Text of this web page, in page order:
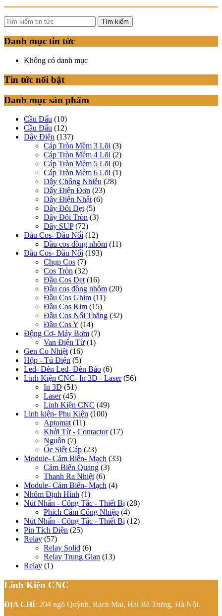
Tìm kiếm
Danh mục tin tức
Không có danh mục
Tin tức nổi bật
Danh mục sản phẩm
Cầu Đấu (10)
Cầu Đấu (12)
Dây Điện (137)
Cáp Tròn Mềm 3 Lõi (3)
Cáp Tròn Mềm 4 Lõi (2)
Cáp Tròn Mềm 5 Lõi (0)
Cáp Tròn Mềm 6 Lõi (1)
Dây Chống Nhiễu (28)
Dây Điện Đơn (23)
Dây Điện Nhật (6)
Dây Đôi Dẹt (5)
Dây Đôi Tròn (3)
Dây SUP (72)
Đầu Cos- Đầu Nối (12)
Đầu cos đồng nhôm (11)
Đầu Cos- Đầu Nối (193)
Chụp Cos (7)
Cos Tròn (32)
Đầu Cos Dẹt (16)
Đầu cos đồng nhôm (20)
Đầu Cos Ghim (11)
Đầu Cos Kim (15)
Đầu Cos Nối Thẳng (32)
Đầu Cos Y (14)
Động Cơ- Máy Bơm (7)
Van Điện Từ (1)
Gen Co Nhiệt (16)
Hộp - Tủ Điện (5)
Led- Đèn Led- Đèn Báo (6)
Linh Kiện CNC- In 3D - Laser (56)
In 3D (51)
Laser (45)
Linh Kiện CNC (49)
Linh kiện- Phụ Kiện (100)
Aptomat (11)
Khởi Từ - Contactor (17)
Nguồn (7)
Ốc Siết Cáp (23)
Module- Cảm Biến- Mạch (33)
Cảm Biến Quang (3)
Thanh Ra Nhiệt (6)
Module- Cảm Biến- Mạch (4)
Nhôm Định Hình (1)
Nút Nhấn - Công Tắc - Thiết Bị (28)
Phích Cắm Công Nhiệp (4)
Nút Nhấn - Công Tắc - Thiết Bị (12)
Pin Tích Điện (25)
Relay (57)
Relay Solid (6)
Relay Trung Gian (13)
Relay (1)
Linh Kiện CNC
ĐỊA CHỈ: 204 ngõ Quỳnh, Bạch Mai, Hai Bà Trưng, Hà Nội.